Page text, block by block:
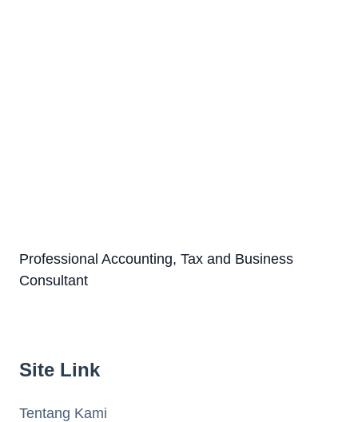
Professional Accounting, Tax and Business
Consultant
Site Link
Tentang Kami